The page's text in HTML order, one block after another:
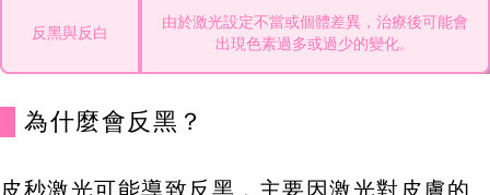
反黑與反白
由於激光設定不當或個體差異，治療後可能會
出現色素過多或過少的變化。
為什麼會反黑？
皮秒激光可能導致反黑，主要因激光對皮膚的